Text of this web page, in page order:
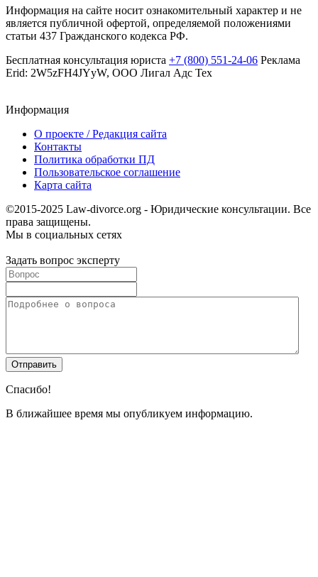
Информация на сайте носит ознакомительный характер и не
является публичной офертой, определяемой положениями
статьи 437 Гражданского кодекса РФ.
Бесплатная консультация юриста +7 (800) 551-24-06 Реклама
Erid: 2W5zFH4JYyW, ООО Лигал Адс Тех
Информация
О проекте / Редакция сайта
Контакты
Политика обработки ПД
Пользовательское соглашение
Карта сайта
©2015-2025 Law-divorce.org - Юридические консультации. Все
права защищены.
Мы в социальных сетях
Задать вопрос эксперту
Спасибо!
В ближайшее время мы опубликуем информацию.